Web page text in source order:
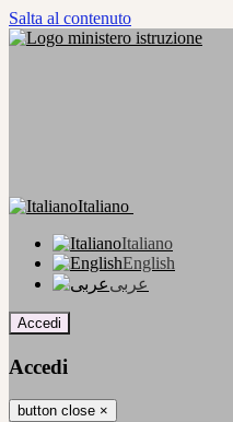
Salta al contenuto
Italiano
Italiano
English
عربى
Accedi
Accedi
button close ×